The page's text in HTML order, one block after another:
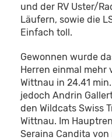
und der RV Uster/
Läufern, sowie die
Einfach toll.
Gewonnen wurde
Herren einmal mehr
Wittnau in 24.41
jedoch Andrin
den Wildcats Swiss
Wittnau. Im
Seraina Candita von